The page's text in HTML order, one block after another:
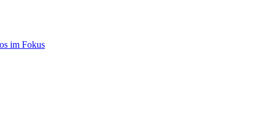
im Fokus